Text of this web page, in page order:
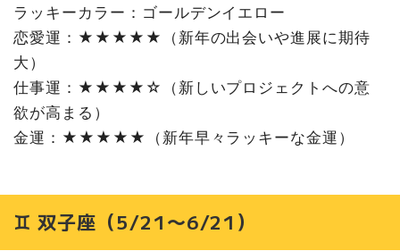
ラッキーカラー：ゴールデンイエロー
恋愛運：★★★★★（新年の出会いや進展に期待
大）
仕事運：★★★★☆（新しいプロジェクトへの意
欲が高まる）
金運：★★★★★（新年早々ラッキーな金運）
♊ 双子座（5/21〜6/21）